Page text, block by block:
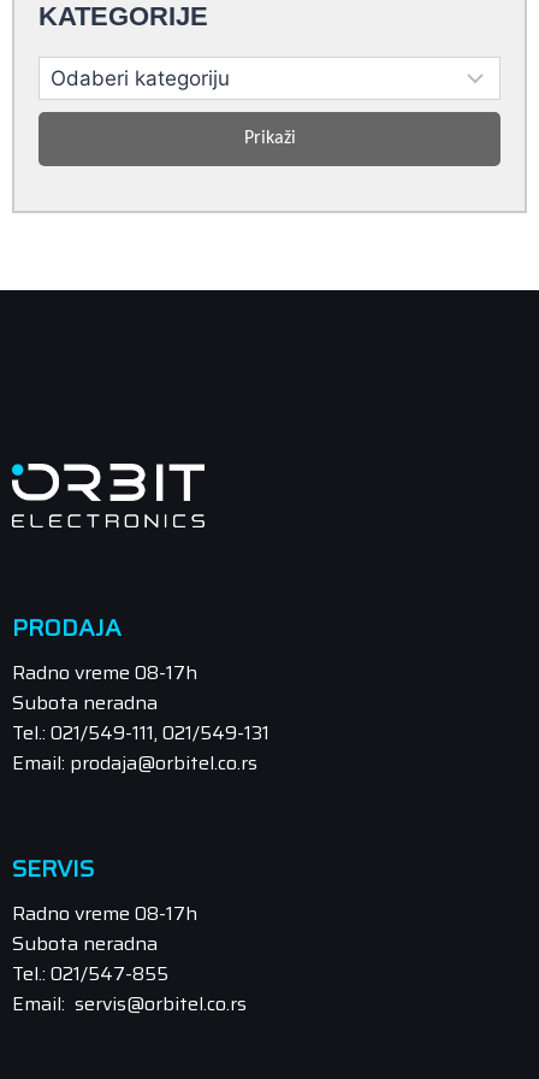
KATEGORIJE
Prikaži
PRODAJA
Radno vreme 08-17h
Subota neradna
Tel.: 021/549-111, 021/549-131
Email: prodaja@orbitel.co.rs
SERVIS
Radno vreme 08-17h
Subota neradna
Tel.: 021/547-855
Email: servis@orbitel.co.rs